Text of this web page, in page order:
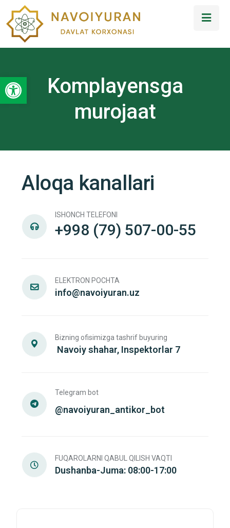
Open toolbar
Komplayensga
murojaat
Aloqa kanallari
ISHONCH TELEFONI
+998 (79) 507-00-55
ELEKTRON POCHTA
info@navoiyuran.uz
Bizning ofisimizga tashrif buyuring
Navoiy shahar, Inspektorlar 7
Telegram bot
@navoiyuran_antikor_bot
FUQAROLARNI QABUL QILISH VAQTI
Dushanba-Juma: 08:00-17:00